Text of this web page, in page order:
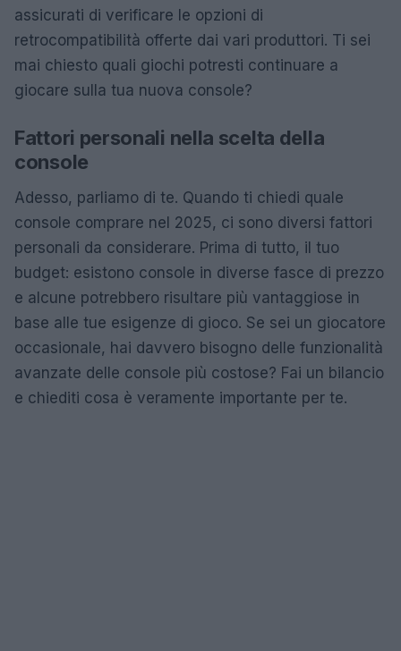
assicurati di verificare le opzioni di
retrocompatibilità offerte dai vari produttori. Ti sei
mai chiesto quali giochi potresti continuare a
giocare sulla tua nuova console?
Fattori personali nella scelta della
console
Adesso, parliamo di te. Quando ti chiedi quale
console comprare nel 2025, ci sono diversi fattori
personali da considerare. Prima di tutto, il tuo
budget: esistono console in diverse fasce di prezzo
e alcune potrebbero risultare più vantaggiose in
base alle tue esigenze di gioco. Se sei un giocatore
occasionale, hai davvero bisogno delle funzionalità
avanzate delle console più costose? Fai un bilancio
e chiediti cosa è veramente importante per te.